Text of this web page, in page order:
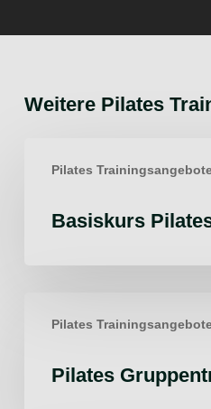
Weitere Pilates
Pilates
Pilates
Basiskurs
Pilates
Gruppentraining
Pilates